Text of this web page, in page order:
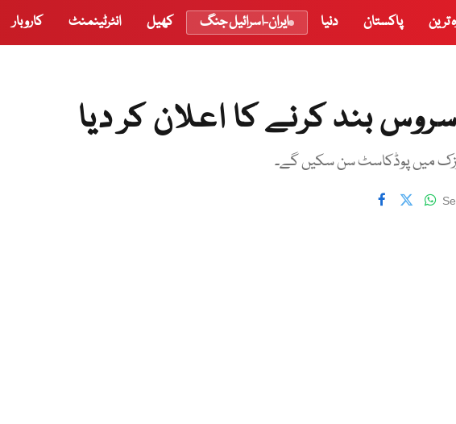
ترین پاکستان دنیا ایران-اسرائیل جنگ کھیل انٹرٹینمنٹ کاروبار
بند کرنے کا اعلان کر دیا
میں پوڈکاسٹ سن سکیں گے۔